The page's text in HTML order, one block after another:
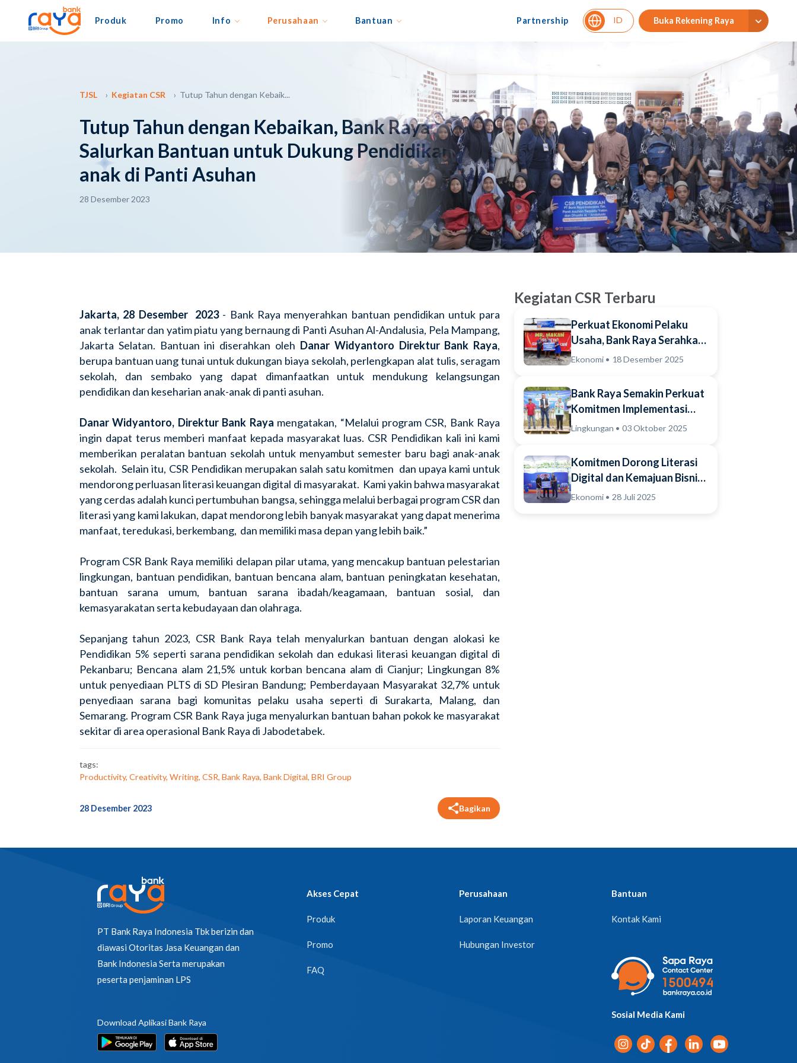
Produk Promo Info Perusahaan Bantuan Partnership ID Buka Rekening Raya
TJSL Kegiatan CSR Tutup Tahun dengan Kebaik...
Tutup Tahun dengan Kebaikan, Bank Raya
Salurkan Bantuan untuk Dukung Pendidikan Anak-
anak di Panti Asuhan
28 Desember 2023
Jakarta, 28 Desember 2023 - Bank Raya menyerahkan bantuan pendidikan untuk para
anak terlantar dan yatim piatu yang bernaung di Panti Asuhan Al-Andalusia, Pela Mampang,
Jakarta Selatan. Bantuan ini diserahkan oleh Danar Widyantoro Direktur Bank Raya,
berupa bantuan uang tunai untuk dukungan biaya sekolah, perlengkapan alat tulis, seragam
sekolah, dan sembako yang dapat dimanfaatkan untuk mendukung kelangsungan
pendidikan dan keseharian anak-anak di panti asuhan.
Danar Widyantoro, Direktur Bank Raya mengatakan, “Melalui program CSR, Bank Raya
ingin dapat terus memberi manfaat kepada masyarakat luas. CSR Pendidikan kali ini kami
memberikan peralatan bantuan sekolah untuk menyambut semester baru bagi anak-anak
sekolah. Selain itu, CSR Pendidikan merupakan salah satu komitmen dan upaya kami untuk
mendorong perluasan literasi keuangan digital di masyarakat. Kami yakin bahwa masyarakat
yang cerdas adalah kunci pertumbuhan bangsa, sehingga melalui berbagai program CSR dan
literasi yang kami lakukan, dapat mendorong lebih banyak masyarakat yang dapat menerima
manfaat, teredukasi, berkembang, dan memiliki masa depan yang lebih baik.”
Program CSR Bank Raya memiliki delapan pilar utama, yang mencakup bantuan pelestarian
lingkungan, bantuan pendidikan, bantuan bencana alam, bantuan peningkatan kesehatan,
bantuan sarana umum, bantuan sarana ibadah/keagamaan, bantuan sosial, dan
kemasyarakatan serta kebudayaan dan olahraga.
Sepanjang tahun 2023, CSR Bank Raya telah menyalurkan bantuan dengan alokasi ke
Pendidikan 5% seperti sarana pendidikan sekolah dan edukasi literasi keuangan digital di
Pekanbaru; Bencana alam 21,5% untuk korban bencana alam di Cianjur; Lingkungan 8%
untuk penyediaan PLTS di SD Plesiran Bandung; Pemberdayaan Masyarakat 32,7% untuk
penyediaan sarana bagi komunitas pelaku usaha seperti di Surakarta, Malang, dan
Semarang. Program CSR Bank Raya juga menyalurkan bantuan bahan pokok ke masyarakat
sekitar di area operasional Bank Raya di Jabodetabek.
tags:
Productivity, Creativity, Writing, CSR, Bank Raya, Bank Digital, BRI Group
28 Desember 2023 Bagikan
Kegiatan CSR Terbaru
Perkuat Ekonomi Pelaku
Usaha, Bank Raya Serahkan
Dukungan Prasarana bagi
Ekonomi • 18 Desember 2025
Bank Raya Semakin Perkuat
Komitmen Implementasi
Ekosistem Bisnis
Lingkungan • 03 Oktober 2025
Komitmen Dorong Literasi
Digital dan Kemajuan Bisnis
Pelaku Usaha, Bank Raya
Ekonomi • 28 Juli 2025
PT Bank Raya Indonesia Tbk berizin dan
diawasi Otoritas Jasa Keuangan dan
Bank Indonesia Serta merupakan
peserta penjaminan LPS
Download Aplikasi Bank Raya
Akses Cepat
Produk
Promo
FAQ
Perusahaan
Laporan Keuangan
Hubungan Investor
Bantuan
Kontak Kami
Sosial Media Kami